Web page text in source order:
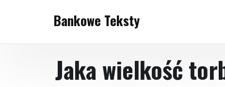
Bankowe Teksty
Jaka wielkość